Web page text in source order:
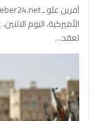
الأميركية، اليوم
لعقد…